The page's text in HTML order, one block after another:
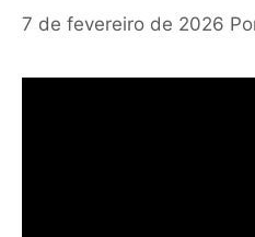
7 de fevereiro de 2026